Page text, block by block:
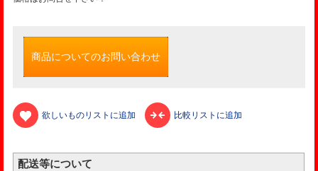
商品についてのお問い合わせ
欲しいものリストに追加 比較リストに追加
配送等について